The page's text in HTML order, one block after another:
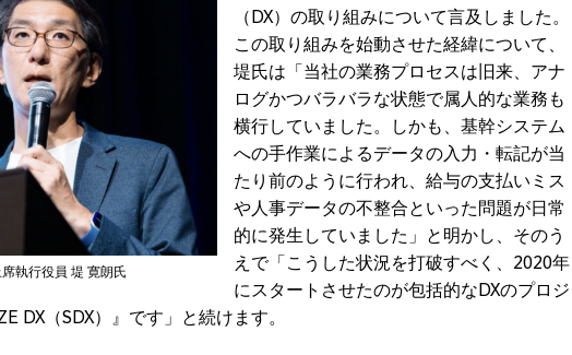
執行役員 堤 寛朗氏
（DX）の取り組みについて言及しました。
この取り組みを始動させた経緯について、
堤氏は「当社の業務プロセスは旧来、アナ
ログかつバラバラな状態で属人的な業務も
横行していました。しかも、基幹システム
への手作業によるデータの入力・転記が当
たり前のように行われ、給与の支払いミス
や人事データの不整合といった問題が日常
的に発生していました」と明かし、そのう
えで「こうした状況を打破すべく、2020年
にスタートさせたのが包括的なDXのプロジ
DX（SDX）』です」と続けます。